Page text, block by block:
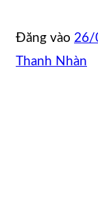
Đăng vào 26/
Thanh Nhàn